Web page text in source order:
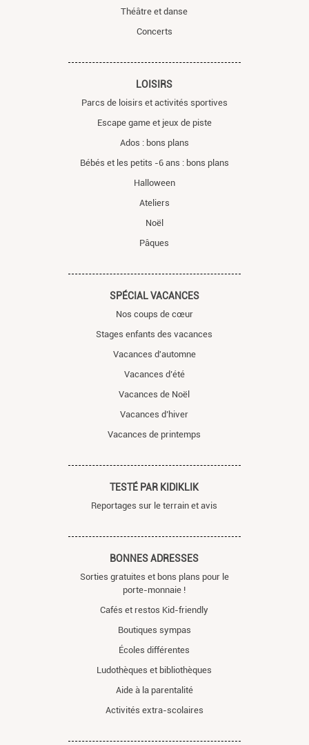
Théâtre et danse
Concerts
LOISIRS
Parcs de loisirs et activités sportives
Escape game et jeux de piste
Ados : bons plans
Bébés et les petits -6 ans : bons plans
Halloween
Ateliers
Noël
Pâques
SPÉCIAL VACANCES
Nos coups de cœur
Stages enfants des vacances
Vacances d'automne
Vacances d’été
Vacances de Noël
Vacances d’hiver
Vacances de printemps
TESTÉ PAR KIDIKLIK
Reportages sur le terrain et avis
BONNES ADRESSES
Sorties gratuites et bons plans pour le
porte-monnaie !
Cafés et restos Kid-friendly
Boutiques sympas
Écoles différentes
Ludothèques et bibliothèques
Aide à la parentalité
Activités extra-scolaires